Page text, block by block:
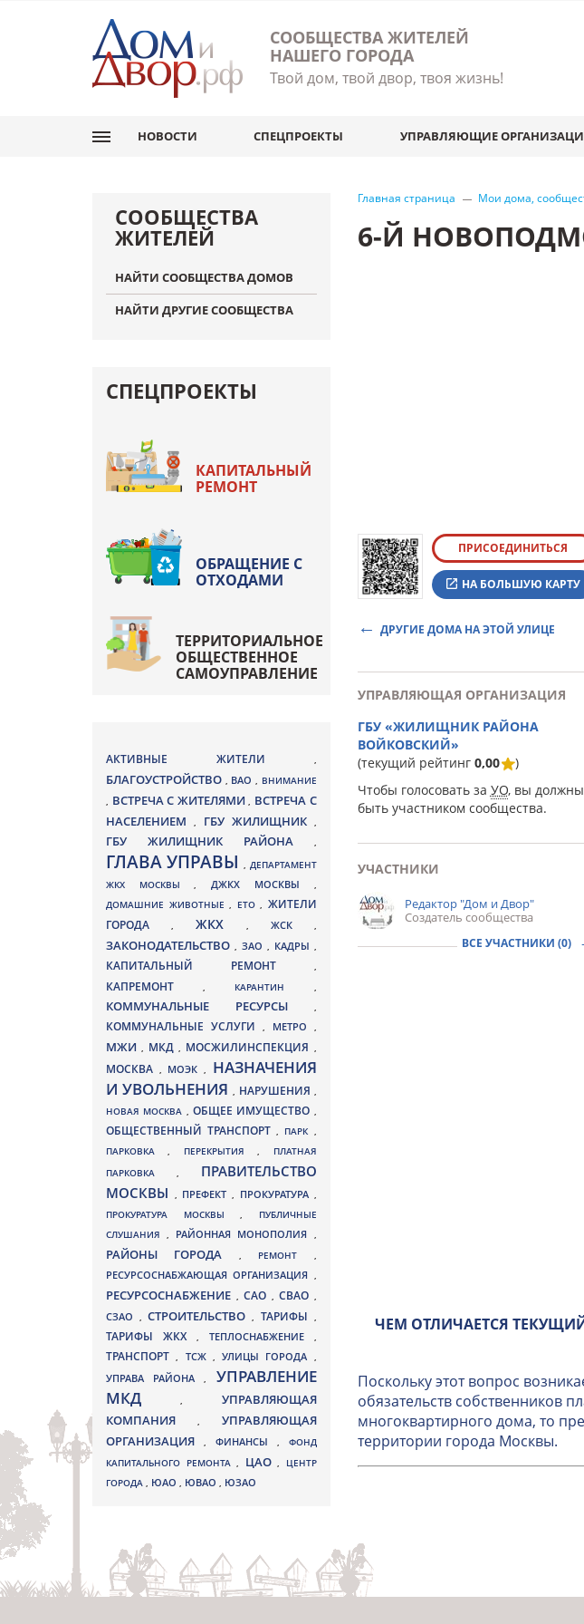
СООБЩЕСТВА ЖИТЕЛЕЙ
НАШЕГО ГОРОДА
Твой дом, твой двор, твоя жизнь!
НОВОСТИ СПЕЦПРОЕКТЫ УПРАВЛЯЮЩИЕ
Главная страница Мои дома,
6-Й
ПРИСОЕДИНИТЬСЯ
НА БОЛЬШУЮ КАРТУ
ДРУГИЕ ДОМА НА ЭТОЙ УЛИЦЕ
УПРАВЛЯЮЩАЯ ОРГАНИЗАЦИЯ
ГБУ «ЖИЛИЩНИК РАЙОНА
ВОЙКОВСКИЙ»
(текущий рейтинг 0,00
)
Чтобы голосовать за УО, вы должны
быть участником сообщества.
УЧАСТНИКИ
Редактор "Дом и Двор"
Создатель сообщества
ВСЕ УЧАСТНИКИ (0)
ЧЕМ ОТЛИЧАЕТСЯ
Поскольку этот вопрос
обязательств собственников
многоквартирного дома, то
территории города Москвы.
СООБЩЕСТВА
ЖИТЕЛЕЙ
НАЙТИ СООБЩЕСТВА ДОМОВ
НАЙТИ ДРУГИЕ СООБЩЕСТВА
СПЕЦПРОЕКТЫ
КАПИТАЛЬНЫЙ
РЕМОНТ
ОБРАЩЕНИЕ С
ОТХОДАМИ
ТЕРРИТОРИАЛЬНОЕ
ОБЩЕСТВЕННОЕ
САМОУПРАВЛЕНИЕ
АКТИВНЫЕ ЖИТЕЛИ ,
БЛАГОУСТРОЙСТВО , ВАО , ВНИМАНИЕ
, ВСТРЕЧА С ЖИТЕЛЯМИ, ВСТРЕЧА С
НАСЕЛЕНИЕМ
, ГБУ ЖИЛИЩНИК ,
ГБУ ЖИЛИЩНИК РАЙОНА ,
ГЛАВА УПРАВЫ, ДЕПАРТАМЕНТ
ЖКХ МОСКВЫ,ДЖКХ МОСКВЫ ,
ДОМАШНИЕ ЖИВОТНЫЕ , ЕТО , ЖИТЕЛИ
ГОРОДА
, ЖКХ , ЖСК ,
ЗАКОНОДАТЕЛЬСТВО , ЗАО , КАДРЫ ,
КАПИТАЛЬНЫЙ РЕМОНТ ,
КАПРЕМОНТ , КАРАНТИН ,
КОММУНАЛЬНЫЕ РЕСУРСЫ ,
КОММУНАЛЬНЫЕ УСЛУГИ , МЕТРО ,
МЖИ, МКД , МОСЖИЛИНСПЕКЦИЯ ,
МОСКВА , МОЭК ,
НАЗНАЧЕНИЯ
И УВОЛЬНЕНИЯ , НАРУШЕНИЯ ,
НОВАЯ МОСКВА , ОБЩЕЕ ИМУЩЕСТВО ,
ОБЩЕСТВЕННЫЙ ТРАНСПОРТ, ПАРК ,
ПАРКОВКА, ПЕРЕКРЫТИЯ,
ПЛАТНАЯ
ПАРКОВКА ,
ПРАВИТЕЛЬСТВО
МОСКВЫ , ПРЕФЕКТ, ПРОКУРАТУРА ,
ПРОКУРАТУРА МОСКВЫ ,
ПУБЛИЧНЫЕ
СЛУШАНИЯ, РАЙОННАЯ МОНОПОЛИЯ ,
РАЙОНЫ ГОРОДА , РЕМОНТ ,
РЕСУРСОСНАБЖАЮЩАЯ ОРГАНИЗАЦИЯ ,
РЕСУРСОСНАБЖЕНИЕ , САО , СВАО ,
СЗАО ,СТРОИТЕЛЬСТВО, ТАРИФЫ ,
ТАРИФЫ ЖКХ , ТЕПЛОСНАБЖЕНИЕ ,
ТРАНСПОРТ, ТСЖ , УЛИЦЫ ГОРОДА ,
УПРАВА РАЙОНА, УПРАВЛЕНИЕ
МКД, УПРАВЛЯЮЩАЯ
КОМПАНИЯ
, УПРАВЛЯЮЩАЯ
ОРГАНИЗАЦИЯ
, ФИНАНСЫ , ФОНД
КАПИТАЛЬНОГО РЕМОНТА , ЦАО ,
ЦЕНТР
ГОРОДА , ЮАО , ЮВАО , ЮЗАО